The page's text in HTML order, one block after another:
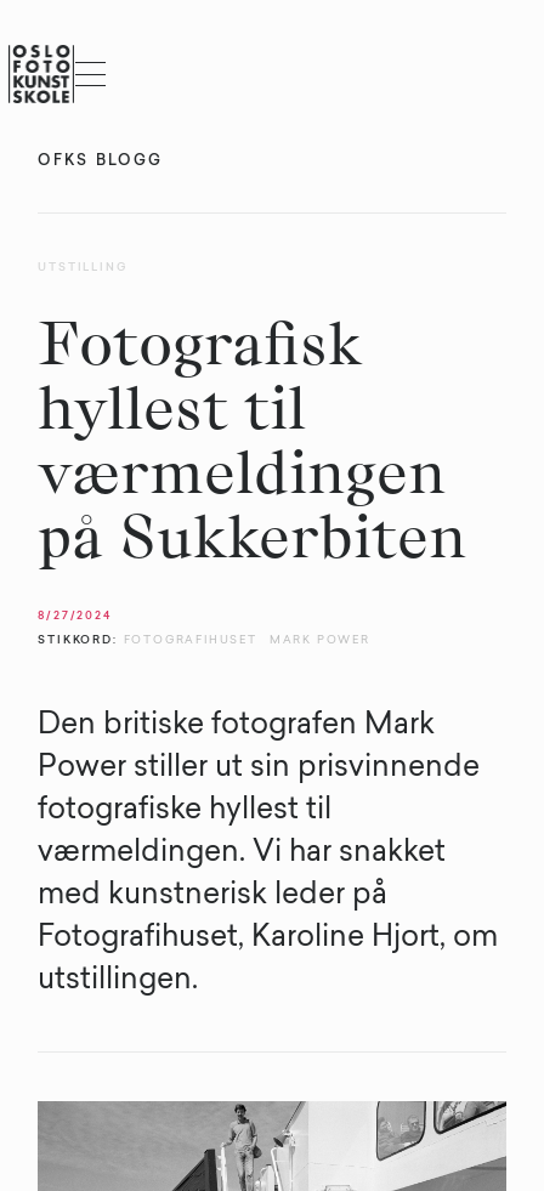
OFKS BLOGG
UTSTILLING
Fotografisk
hyllest til
værmeldingen
på Sukkerbiten
8/27/2024
STIKKORD: FOTOGRAFIHUSET MARK POWER
Den britiske fotografen Mark
Power stiller ut sin prisvinnende
fotografiske hyllest til
værmeldingen. Vi har snakket
med kunstnerisk leder på
Fotografihuset, Karoline Hjort, om
utstillingen.